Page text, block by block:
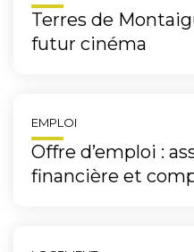
Terres de
futur cinéma
EMPLOI
Offre d’emploi :
financière et